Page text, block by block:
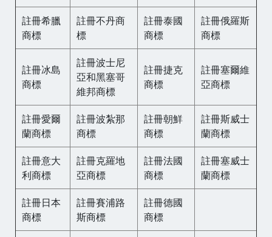
註冊希臘
商標
註冊不丹商
標
註冊泰國
商標
註冊俄羅斯
商標
註冊冰島
商標
註冊波士尼
亞和黑塞哥
維邦商標
註冊捷克
商標
註冊塞爾維
亞商標
註冊愛爾
蘭商標
註冊波紮那
商標
註冊朝鮮
商標
註冊斯威士
蘭商標
註冊意大
利商標
註冊克羅地
亞商標
註冊法國
商標
註冊塞威士
蘭商標
註冊日本
商標
註冊賽浦路
斯商標
註冊德國
商標